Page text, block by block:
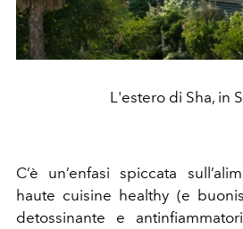
L'estero di Sha, in
C’è un’enfasi spiccata
haute cuisine healthy (e
detossinante e